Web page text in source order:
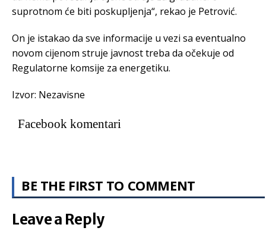
suprotnom će biti poskupljenja“, rekao je Petrović.
On je istakao da sve informacije u vezi sa eventualno
novom cijenom struje javnost treba da očekuje od
Regulatorne komsije za energetiku.
Izvor: Nezavisne
Facebook komentari
BE THE FIRST TO COMMENT
Leave a Reply